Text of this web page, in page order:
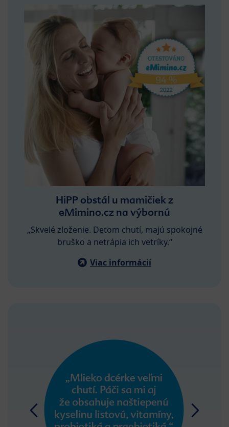
HiPP obstál u mamičiek z
eMimino.cz na výbornú
„Skvelé zloženie. Deťom chutí, majú spokojné
bruško a netrápia ich vetríky.“
Viac informácií